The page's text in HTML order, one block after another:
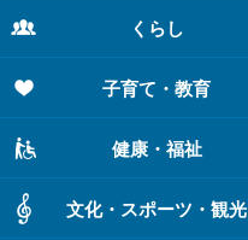
くらし
子育て・教育
健康・福祉
文化・スポーツ・観光